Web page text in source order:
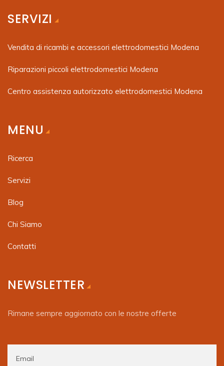
SERVIZI
Vendita di ricambi e accessori elettrodomestici Modena
Riparazioni piccoli elettrodomestici Modena
Centro assistenza autorizzato elettrodomestici Modena
MENU
Ricerca
Servizi
Blog
Chi Siamo
Contatti
NEWSLETTER
Rimane sempre aggiornato con le nostre offerte